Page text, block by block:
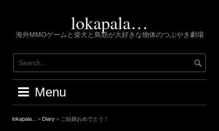
lokapala…
海外MMOゲームと柴犬と鳥類が大好きな物体のつぶやき劇場
Menu
lokapala... > Diary > ご結婚おめでとう！